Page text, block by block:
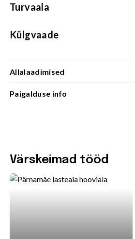
Turvaala
Külgvaade
Allalaadimised
Paigalduse info
Värskeimad tööd